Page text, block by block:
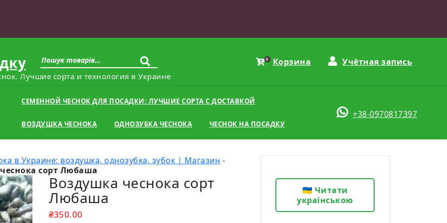
Лучшие сорта и технология в Украине
0 Корзина Учётная запись
СЕМЕННОЙ ЧЕСНОК ДЛЯ ПОСАДКИ: ЛУЧШИЕ СОРТА С ДОСТАВКОЙ
ВОЗДУШКА ЧЕСНОКА ОДНОЗУБКА ЧЕСНОКА ЧЕСНОК НА ПОСАДКУ
+38-0970817397
в Украине: воздушка, однозубка, зубок | Магазин -
сорт Любаша
Воздушка чеснока сорт
Любаша
₴350.00
🇺🇦 Читати
українською